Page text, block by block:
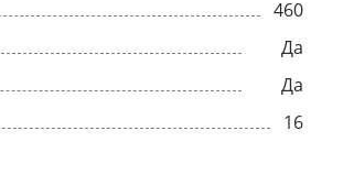
460
Да
Да
16